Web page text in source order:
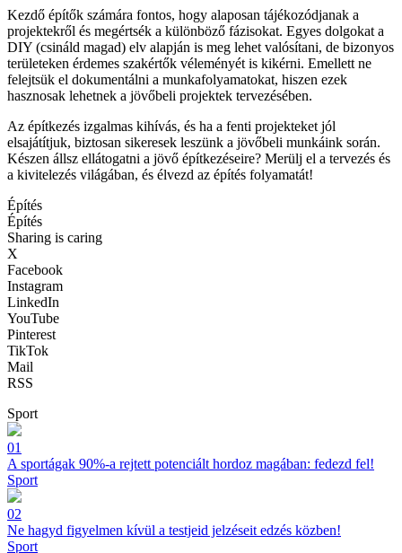
Kezdő építők számára fontos, hogy alaposan tájékozódjanak a
projektekről és megértsék a különböző fázisokat. Egyes dolgokat a
DIY (csináld magad) elv alapján is meg lehet valósítani, de bizonyos
területeken érdemes szakértők véleményét is kikérni. Emellett ne
felejtsük el dokumentálni a munkafolyamatokat, hiszen ezek
hasznosak lehetnek a jövőbeli projektek tervezésében.
Az építkezés izgalmas kihívás, és ha a fenti projekteket jól
elsajátítjuk, biztosan sikeresek leszünk a jövőbeli munkáink során.
Készen állsz ellátogatni a jövő építkezéseire? Merülj el a tervezés és
a kivitelezés világában, és élvezd az építés folyamatát!
Építés
Építés
Sharing is caring
X
Facebook
Instagram
LinkedIn
YouTube
Pinterest
TikTok
Mail
RSS
Sport
01
A sportágak 90%-a rejtett potenciált hordoz magában: fedezd fel!
Sport
02
Ne hagyd figyelmen kívül a testjeid jelzéseit edzés közben!
Sport